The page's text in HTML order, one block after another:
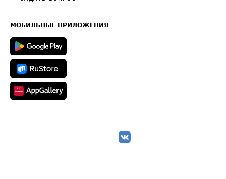
Техническая информация
МОБИЛЬНЫЕ ПРИЛОЖЕНИЯ